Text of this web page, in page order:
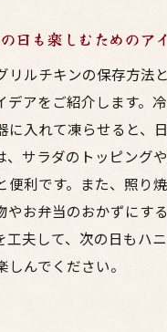
日も楽しむためのア
リルチキンの保存方法
デアをご紹介します。
に入れて凍らせると、
、サラダのトッピング
便利です。また、照り
やお弁当のおかずにす
工夫して、次の日もハ
んでください。